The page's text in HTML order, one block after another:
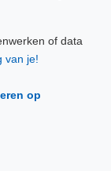
of data
van je!
op